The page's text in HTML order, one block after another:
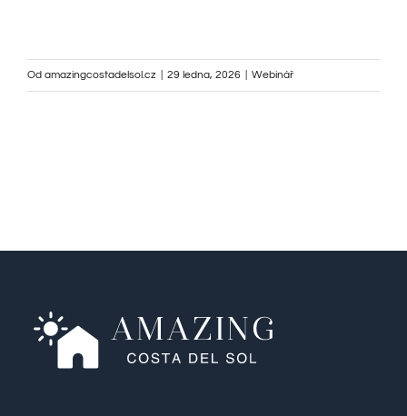
Od amazingcostadelsol.cz 29 ledna, 2026 Webinář